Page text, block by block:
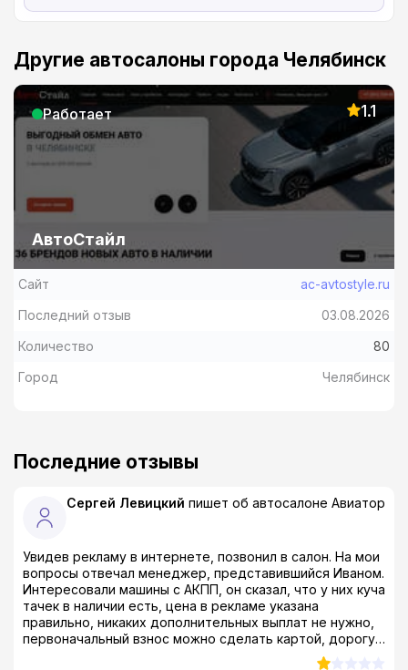
Другие автосалоны города Челябинск
Работает 1.1
АвтоСтайл
Сайт
ac-avtostyle.ru
Последний отзыв
03.08.2026
Количество
80
Город
Челябинск
Последние отзывы
Сергей Левицкий пишет об автосалоне Авиатор
Увидев рекламу в интернете, позвонил в салон. На мои
вопросы отвечал менеджер, представившийся Иваном.
Интересовали машины с АКПП, он сказал, что у них куча
тачек в наличии есть, цена в рекламе указана
правильно, никаких дополнительных выплат не нужно,
первоначальный взнос можно сделать картой, дорогу